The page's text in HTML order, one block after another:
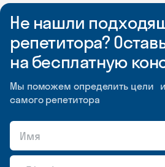
Не нашли
репетитора?
на бесплатную
Мы поможем определить цели и
самого репетитора